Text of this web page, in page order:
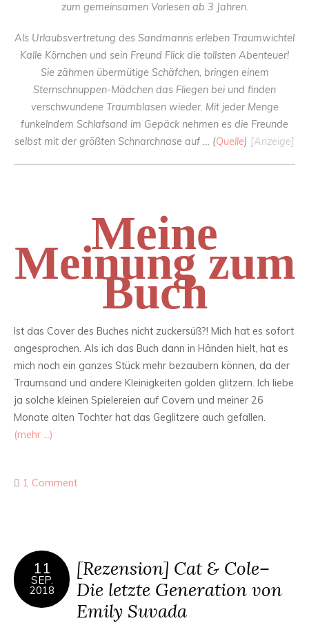
zum gemeinsamen Vorlesen ab 3 Jahren.
Als Urlaubsvertretung des Sandmanns erleben Traumwichtel
Kalle Körnchen und sein Freund Flick die tollsten Abenteuer!
Sie zähmen übermütige Schäfchen, bringen einem
Sternschnuppen-Mädchen das Fliegen bei und finden
verschwundene Traumblasen wieder. Mit jeder Menge
funkelndem Schlafsand im Gepäck nehmen es die Freunde
selbst mit der größten Schnarchnase auf … (Quelle) [Anzeige]
Meine
Meinung zum
Buch
Ist das Cover des Buches nicht zuckersüß?! Mich hat es sofort
angesprochen. Als ich das Buch dann in Händen hielt, hat es
mich noch ein ganzes Stück mehr bezaubern können, da der
Traumsand und andere Kleinigkeiten golden glitzern. Ich liebe
ja solche kleinen Spielereien auf Covern und meiner 26
Monate alten Tochter hat das Geglitzere auch gefallen.
(mehr …)
1 Comment
11
SEP.
2018
[Rezension] Cat & Cole–
Die letzte Generation von
Emily Suvada